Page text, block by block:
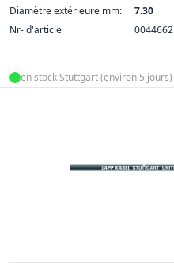
Diamètre extérieure mm:
7.30
Nr- d'article
0044662
en stock Stuttgart (environ 5 jours)